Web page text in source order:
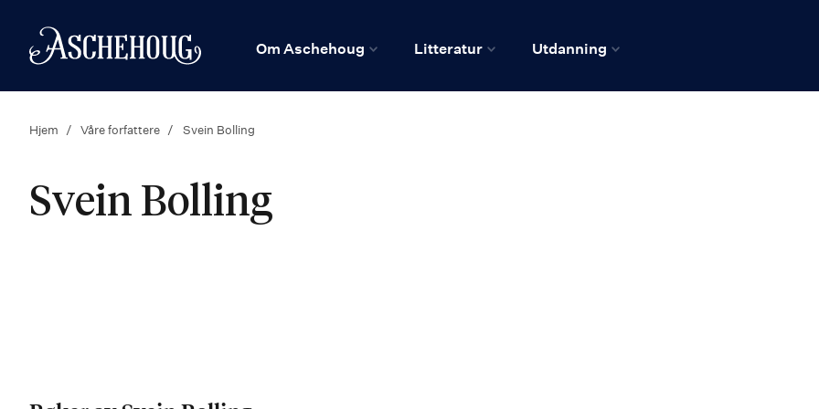
Hjem
Om Aschehoug Litteratur Utdanning
Hjem Våre forfattere Svein Bolling
Svein Bolling